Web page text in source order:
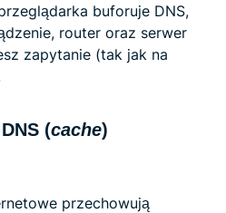
buforuje DNS,
router oraz serwer
zapytanie (tak jak na
(cache)
przechowują